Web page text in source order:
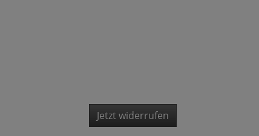
Jetzt widerrufen